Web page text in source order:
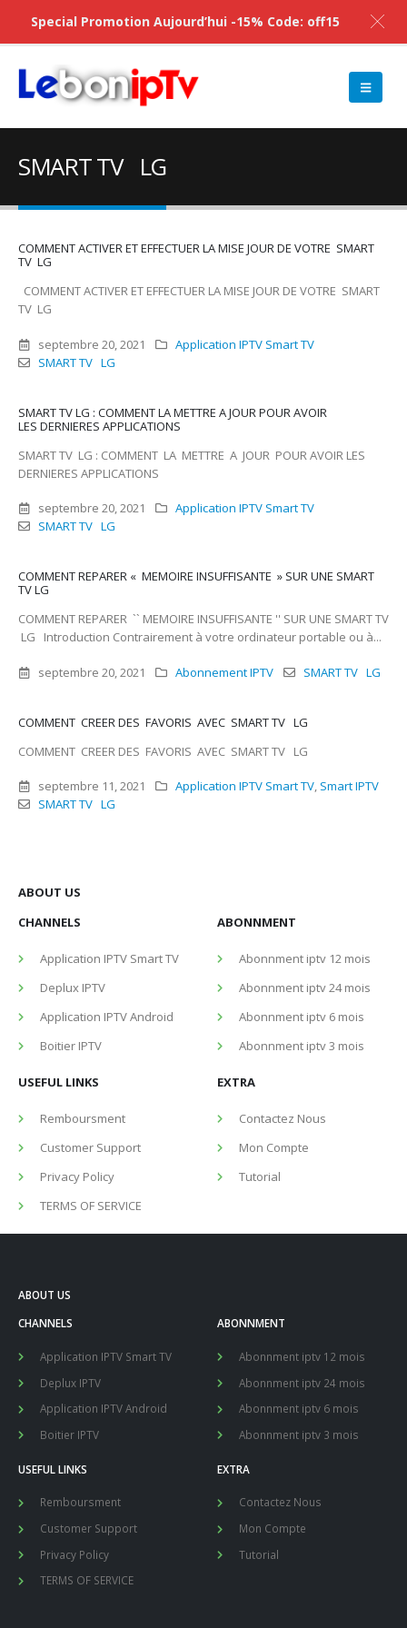
SMART TV LG
COMMENT ACTIVER ET EFFECTUER LA MISE JOUR DE VOTRE SMART
TV LG
COMMENT ACTIVER ET EFFECTUER LA MISE JOUR DE VOTRE SMART
TV LG
septembre 20, 2021
Application IPTV Smart TV
SMART TV LG
SMART TV LG : COMMENT LA METTRE A JOUR POUR AVOIR
LES DERNIERES APPLICATIONS
SMART TV LG : COMMENT LA METTRE A JOUR POUR AVOIR LES
DERNIERES APPLICATIONS
septembre 20, 2021
Application IPTV Smart TV
SMART TV LG
COMMENT REPARER « MEMOIRE INSUFFISANTE » SUR UNE SMART
TV LG
COMMENT REPARER `` MEMOIRE INSUFFISANTE '' SUR UNE SMART TV
LG Introduction Contrairement à votre ordinateur portable ou à...
septembre 20, 2021 Abonnement IPTV SMART TV LG
COMMENT CREER DES FAVORIS AVEC SMART TV LG
COMMENT CREER DES FAVORIS AVEC SMART TV LG
septembre 11, 2021 Application IPTV Smart TV, Smart IPTV
SMART TV LG
ABOUT US
CHANNELS
Application IPTV Smart TV
Deplux IPTV
Application IPTV Android
Boitier IPTV
ABONNMENT
Abonnment iptv 12 mois
Abonnment iptv 24 mois
Abonnment iptv 6 mois
Abonnment iptv 3 mois
USEFUL LINKS
Remboursment
Customer Support
Privacy Policy
TERMS OF SERVICE
EXTRA
Contactez Nous
Mon Compte
Tutorial
ABOUT US
CHANNELS
Application IPTV Smart TV
Deplux IPTV
Application IPTV Android
Boitier IPTV
ABONNMENT
Abonnment iptv 12 mois
Abonnment iptv 24 mois
Abonnment iptv 6 mois
Abonnment iptv 3 mois
USEFUL LINKS
Remboursment
Customer Support
Privacy Policy
TERMS OF SERVICE
EXTRA
Contactez Nous
Mon Compte
Tutorial
Special Promotion Aujourd’hui -15% Code: off15